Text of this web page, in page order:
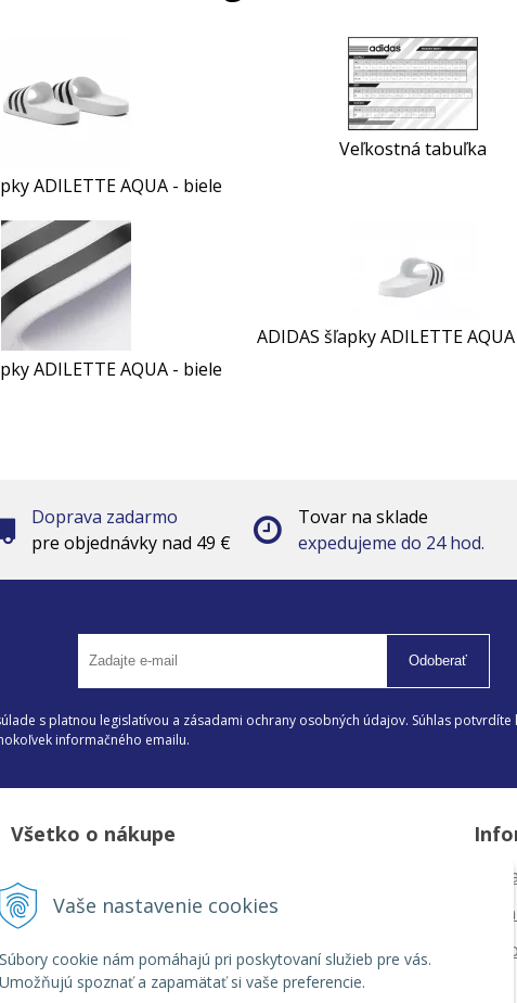
Vaše nastavenie cookies
Súbory cookie nám pomáhajú pri poskytovaní služieb pre vás.
Umožňujú spoznať a zapamätať si vaše preferencie.
ADILETTE AQUA - biele
Veľkostná tabuľka
ADILETTE AQUA - biele
ADIDAS šľapky ADILETTE
Doprava zadarmo
pre objednávky nad 49 €
Tovar na sklade
expedujeme do 24 hod.
Odoberať
s platnou legislatívou a zásadami ochrany osobných údajov. Súhlas
informačného emailu.
Všetko o nákupe
Reklamačný poriadok
Obchodné podmienky